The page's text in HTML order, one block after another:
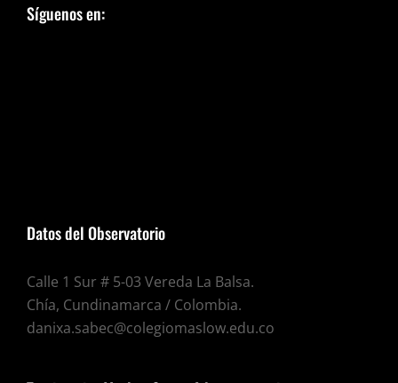
Síguenos en:
Datos del Observatorio
Calle 1 Sur # 5-03 Vereda La Balsa.
Chía, Cundinamarca / Colombia.
danixa.sabec@colegiomaslow.edu.co